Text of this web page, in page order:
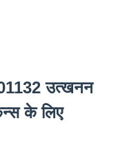
उत्खनन
के लिए